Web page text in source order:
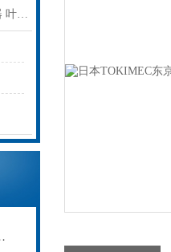
日本TOKIMEC东京计器 叶片泵
方法介绍